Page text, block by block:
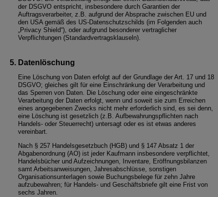
der DSGVO entspricht, insbesondere durch Garantien der
Auftragsverarbeiter, z.B. aufgrund der Absprache zwischen EU und
den USA gemäß des US-Datenschutzschilds (im Folgenden auch
„Privacy Shield“), oder aufgrund besonderer vertraglicher
Verpflichtungen (Standardvertragsklauseln).
Datenlöschung
Eine Löschung von Daten erfolgt auf der Grundlage der Art. 17 und 18
DSGVO; gleiches gilt für eine Einschränkung der Verarbeitung und
das Sperren von Daten. Die Löschung oder eine eingeschränkte
Verarbeitung der Daten erfolgt, wenn und soweit sie zum Erreichen
eines angegebenen Zwecks nicht mehr erforderlich sind, es sei denn,
eine Löschung ist gesetzlich (z.B. Aufbewahrungspflichten nach
Handels- oder Steuerrecht) untersagt oder es ist etwas anderes
vereinbart.
Nach § 257 Handelsgesetzbuch (HGB) und § 147 Absatz 1 der
Abgabenordnung (AO) ist jeder Kaufmann insbesondere verpflichtet,
Handelsbücher und Aufzeichnungen, Inventare, Eröffnungsbilanzen
samt Arbeitsanweisungen, Jahresabschlüsse, sonstigen
Organisationsunterlagen sowie Buchungsbelege für zehn Jahre
aufzubewahren; für Handels- und Geschäftsbriefe gilt eine Frist von
sechs Jahren.